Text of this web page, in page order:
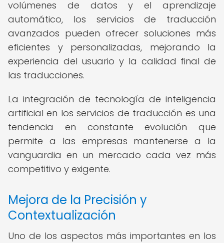
volúmenes de datos y el aprendizaje
automático, los servicios de traducción
avanzados pueden ofrecer soluciones más
eficientes y personalizadas, mejorando la
experiencia del usuario y la calidad final de
las traducciones.
La integración de tecnología de inteligencia
artificial en los servicios de traducción es una
tendencia en constante evolución que
permite a las empresas mantenerse a la
vanguardia en un mercado cada vez más
competitivo y exigente.
Mejora de la Precisión y
Contextualización
Uno de los aspectos más importantes en los